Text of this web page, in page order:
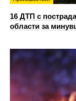
16 ДТП с
области за